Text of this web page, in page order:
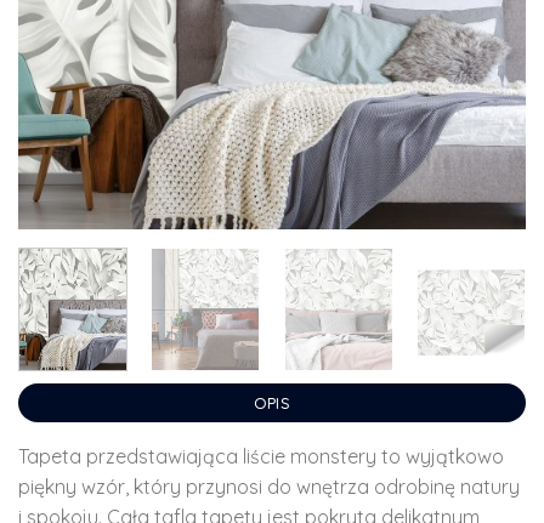
OPIS
Tapeta przedstawiająca liście monstery to wyjątkowo
piękny wzór, który przynosi do wnętrza odrobinę natury
i spokoju. Cała tafla tapety jest pokryta delikatnym